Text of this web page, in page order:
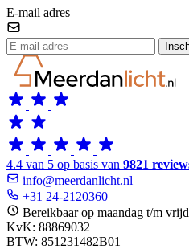
E-mail adres
4.4 van 5 op basis van 9821
info@meerdanlicht.nl
+31 24-2120360
Bereikbaar op maandag t/m
KvK: 88869032
BTW: 851231482B01